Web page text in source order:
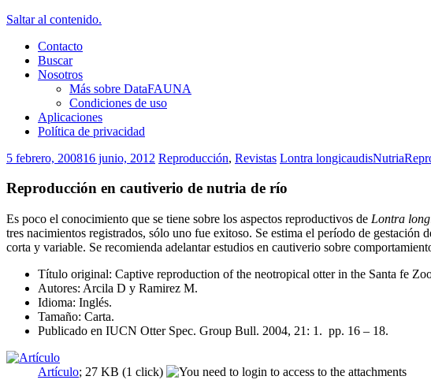
Saltar al contenido.
Contacto
Buscar
Nosotros
Más sobre DataFAUNA
Condiciones de uso
Aplicaciones
Política de privacidad
5 febrero, 200816 junio, 2012 Reproducción, Revistas Lontra longicaudisNutria
Reproducción en cautiverio de nutria de río
Es poco el conocimiento que se tiene sobre los aspectos reproductivos de Lontra
tres nacimientos registrados, sólo uno fue exitoso. Se estima el período de gestación
corta y variable. Se recomienda adelantar estudios en cautiverio sobre
Título original: Captive reproduction of the neotropical otter in the Santa fe
Autores: Arcila D y Ramirez M.
Idioma: Inglés.
Tamaño: Carta.
Publicado en IUCN Otter Spec. Group Bull. 2004, 21: 1. pp. 16 – 18.
Artículo; 27 KB (1 click)